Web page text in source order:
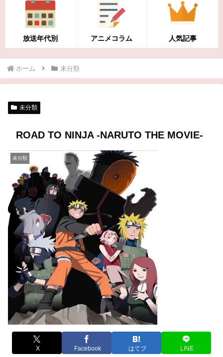
放送年代別 アニメコラム 人気記事
ホーム 未分類
未分類
ROAD TO NINJA -NARUTO THE MOVIE-
未分類
X Facebook はてブ LINE